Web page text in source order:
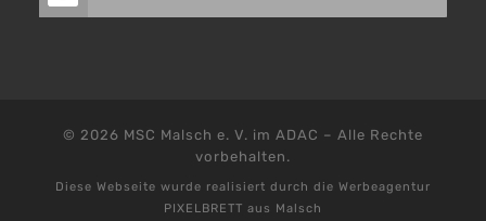
© 2026 MSC Malsch e. V. im ADAC – Alle Rechte
vorbehalten.
Diese Webseite wurde realisiert durch die Werbeagentur
PIXELBRETT aus Malsch